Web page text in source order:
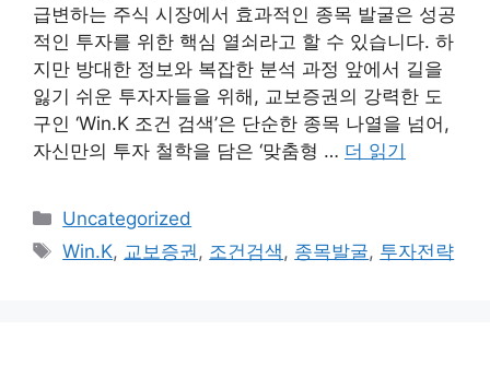
급변하는 주식 시장에서 효과적인 종목 발굴은 성공
적인 투자를 위한 핵심 열쇠라고 할 수 있습니다. 하
지만 방대한 정보와 복잡한 분석 과정 앞에서 길을
잃기 쉬운 투자자들을 위해, 교보증권의 강력한 도
구인 ‘Win.K 조건 검색’은 단순한 종목 나열을 넘어,
자신만의 투자 철학을 담은 ‘맞춤형 … 더 읽기
카
테
Uncategorized
태
Win.K, 교보증권, 조건검색, 종목발굴, 투자전략